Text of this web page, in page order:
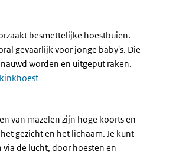
besmettelijke hoestbuien.
gevaarlijk voor jonge baby's. Die
worden en uitgeput raken.
van mazelen zijn hoge koorts en
gezicht en het lichaam. Je kunt
via de lucht, door hoesten en